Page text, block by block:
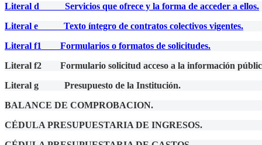
Literal d Servicios que ofrece y la forma de acceder a ellos.
Literal e Texto íntegro de contratos colectivos vigentes.
Literal f1 Formularios o formatos de solicitudes.
Literal f2 Formulario solicitud acceso a la información
Literal g Presupuesto de la Institución.
BALANCE DE COMPROBACION.
CÉDULA PRESUPUESTARIA DE INGRESOS.